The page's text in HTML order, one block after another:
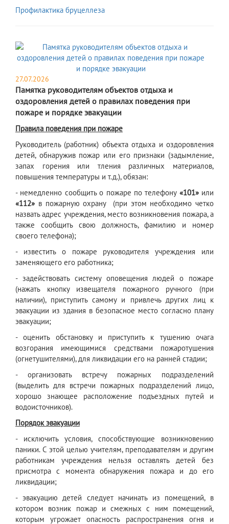
Профилактика бруцеллеза
27.07.2026
Памятка руководителям объектов отдыха и
оздоровления детей о правилах поведения при
пожаре и порядке эвакуации
Правила поведения при пожаре
Руководитель (работник) объекта отдыха и оздоровления
детей, обнаружив пожар или его признаки (задымление,
запах горения или тления различных материалов,
повышения температуры и т.д.), обязан:
- немедленно сообщить о пожаре по телефону «101»или
«112» в пожарную охрану (при этом необходимо четко
назвать адрес учреждения, место возникновения пожара, а
также сообщить свою должность, фамилию и номер
своего телефона);
- известить о пожаре руководителя учреждения или
заменяющего его работника;
- задействовать систему оповещения людей о пожаре
(нажать кнопку извещателя пожарного ручного (при
наличии), приступить самому и привлечь других лиц к
эвакуации из здания в безопасное место согласно плану
эвакуации;
- оценить обстановку и приступить к тушению очага
возгорания имеющимися средствами пожаротушения
(огнетушителями), для ликвидации его на ранней стадии;
- организовать встречу пожарных подразделений
(выделить для встречи пожарных подразделений лицо,
хорошо знающее расположение подъездных путей и
водоисточников).
Порядок эвакуации
- исключить условия, способствующие возникновению
паники. С этой целью учителям, преподавателям и другим
работникам учреждения нельзя оставлять детей без
присмотра с момента обнаружения пожара и до его
ликвидации;
- эвакуацию детей следует начинать из помещений, в
котором возник пожар и смежных с ним помещений,
которым угрожает опасность распространения огня и